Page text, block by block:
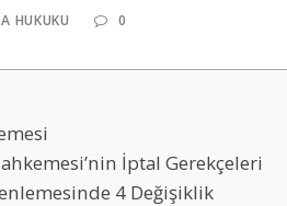
HUKUKU 0
İptal Gerekçeleri
4 Değişiklik